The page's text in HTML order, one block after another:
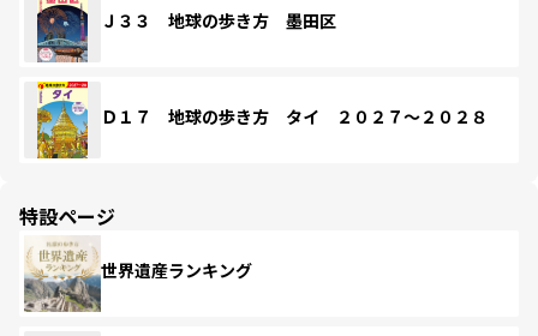
Ｊ３３ 地球の歩き方 墨田区
Ｄ１７ 地球の歩き方 タイ ２０２７～２０２８
特設ページ
世界遺産ランキング